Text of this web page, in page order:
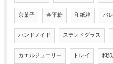
京菓子 金平糖 和紙箱 バ
ハンドメイド ステンドグラス
カエルジュエリー トレイ 和紙